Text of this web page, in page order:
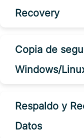
Recovery
Copia de
Windows/
Respaldo y
Datos